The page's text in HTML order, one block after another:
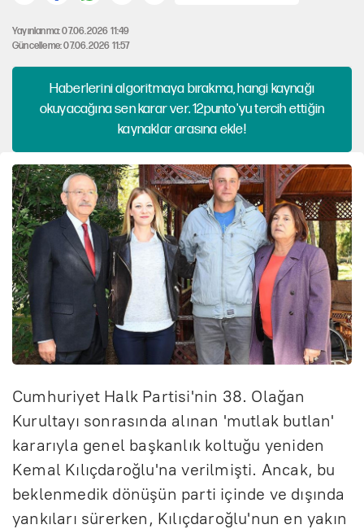
Yayınlanma: 07.06.2026 11:49
Güncelleme: 07.06.2026 11:57
Haberlerini algoritmaya bırakma, hangi kaynağı
okuyacağına sen karar ver. 12punto'yu tercih ettiğin
kaynaklar arasına ekle!
Cumhuriyet Halk Partisi'nin 38. Olağan
Kurultayı sonrasında alınan 'mutlak butlan'
kararıyla genel başkanlık koltuğu yeniden
Kemal Kılıçdaroğlu'na verilmişti. Ancak, bu
beklenmedik dönüşün parti içinde ve dışında
yankıları sürerken, Kılıçdaroğlu'nun en yakın